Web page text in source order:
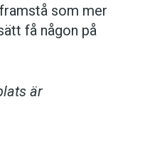
som mer
få någon på
är